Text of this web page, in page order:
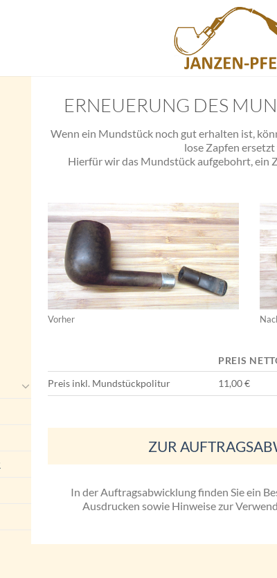
ERNEUERUNG DES
Wenn ein Mundstück noch gut erhalten ist,
lose Zapfen ersetzt
Hierfür wir das Mundstück aufgebohrt, ein
Vorher
PREIS
Preis inkl. Mundstückpolitur
11,00 €
ZUR
In der Auftragsabwicklung finden Sie ein
Ausdrucken sowie Hinweise zur